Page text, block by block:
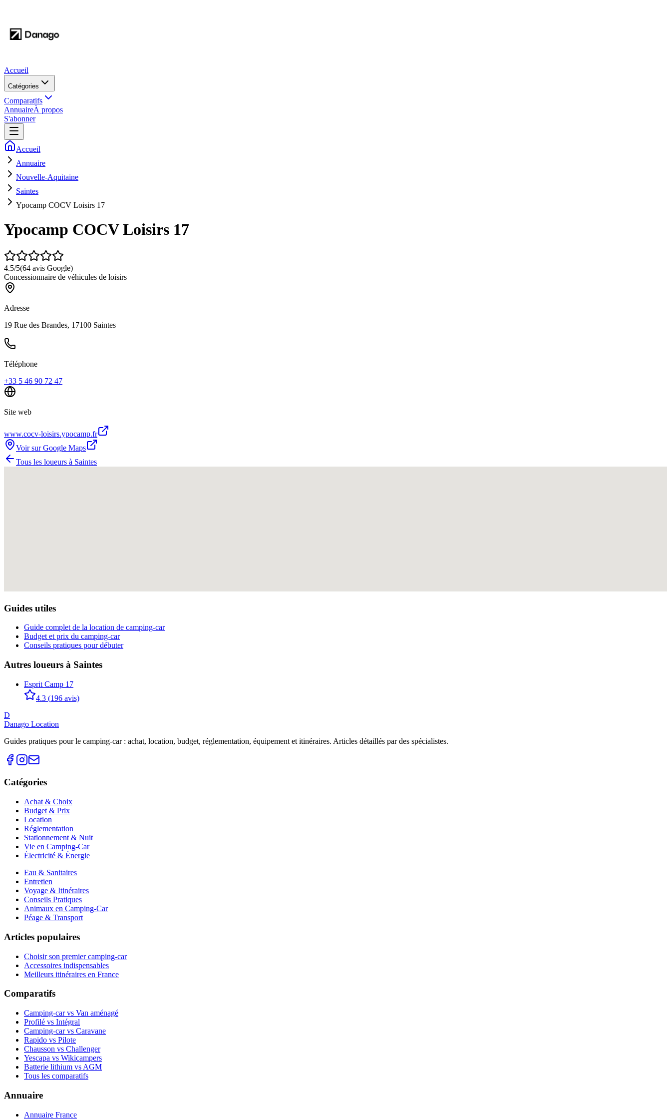
Accueil
Catégories
Comparatifs
AnnuaireÀ propos
S'abonner
Accueil
Annuaire
Nouvelle-Aquitaine
Saintes
Ypocamp COCV Loisirs 17
Ypocamp COCV Loisirs 17
4.5/5(64 avis Google)
Concessionnaire de véhicules de loisirs
Adresse
19 Rue des Brandes, 17100 Saintes
Téléphone
+33 5 46 90 72 47
Site web
www.cocv-loisirs.ypocamp.fr
Voir sur Google Maps
Tous les loueurs à Saintes
Guides utiles
Guide complet de la location de camping-car
Budget et prix du camping-car
Conseils pratiques pour débuter
Autres loueurs à Saintes
Esprit Camp 17
4.3 (196 avis)
D
Danago Location
Guides pratiques pour le camping-car : achat, location, budget, réglementation, équipement et itinéraires. Articles détaillés par des spécialistes.
Catégories
Achat & Choix
Budget & Prix
Location
Réglementation
Stationnement & Nuit
Vie en Camping-Car
Électricité & Énergie
Eau & Sanitaires
Entretien
Voyage & Itinéraires
Conseils Pratiques
Animaux en Camping-Car
Péage & Transport
Articles populaires
Choisir son premier camping-car
Accessoires indispensables
Meilleurs itinéraires en France
Comparatifs
Camping-car vs Van aménagé
Profilé vs Intégral
Camping-car vs Caravane
Rapido vs Pilote
Chausson vs Challenger
Yescapa vs Wikicampers
Batterie lithium vs AGM
Tous les comparatifs
Annuaire
Annuaire France